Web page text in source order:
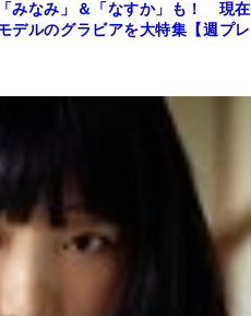
みなみ」＆「なすか」も！ 現在
デルのグラビアを大特集【週プレ